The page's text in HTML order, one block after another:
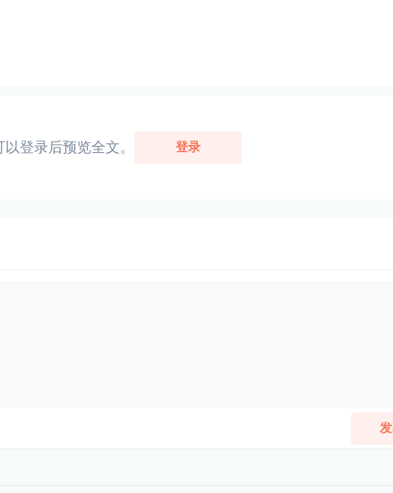
登录后预览全文。 登录